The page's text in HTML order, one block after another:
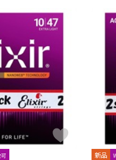
新品